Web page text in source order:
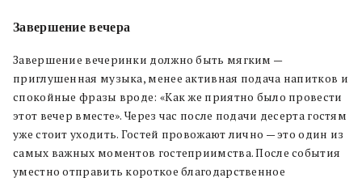
Завершение вечера
Завершение вечеринки должно быть мягким —
приглушенная музыка, менее активная подача напитков и
спокойные фразы вроде: «Как же приятно было провести
этот вечер вместе». Через час после подачи десерта гостям
уже стоит уходить. Гостей провожают лично — это один из
самых важных моментов гостеприимства. После события
уместно отправить короткое благодарственное